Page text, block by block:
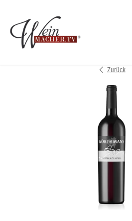
VINOTHEK
LEISTUNGEN
IMPRESSUM
Zurück